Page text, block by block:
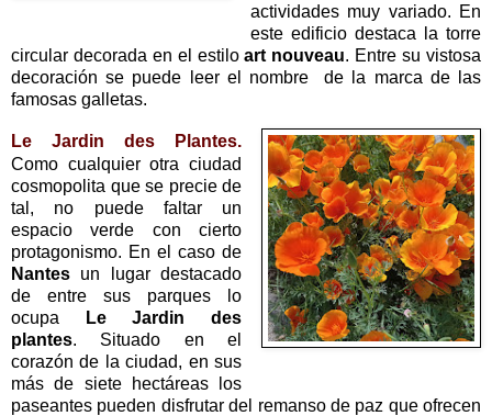
actividades muy variado. En
este edificio destaca la torre
circular decorada en el estiloart nouveau. Entre su vistosa
decoración se puede leer el nombre de la marca de las
famosas galletas.
Le Jardin des Plantes.
Como cualquier otra ciudad
cosmopolita que se precie de
tal, no puede faltar un
espacio verde con cierto
protagonismo. En el caso de
Nantes un lugar destacado
de entre sus parques lo
ocupa
Le Jardin des
plantes. Situado en el
corazón de la ciudad, en sus
más de siete hectáreas los
paseantes pueden disfrutar del remanso de paz que ofrecen